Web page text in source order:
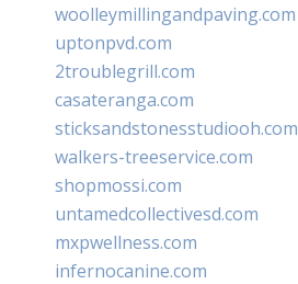
woolleymillingandpaving.com
uptonpvd.com
2troublegrill.com
casateranga.com
sticksandstonesstudiooh.com
walkers-treeservice.com
shopmossi.com
untamedcollectivesd.com
mxpwellness.com
infernocanine.com